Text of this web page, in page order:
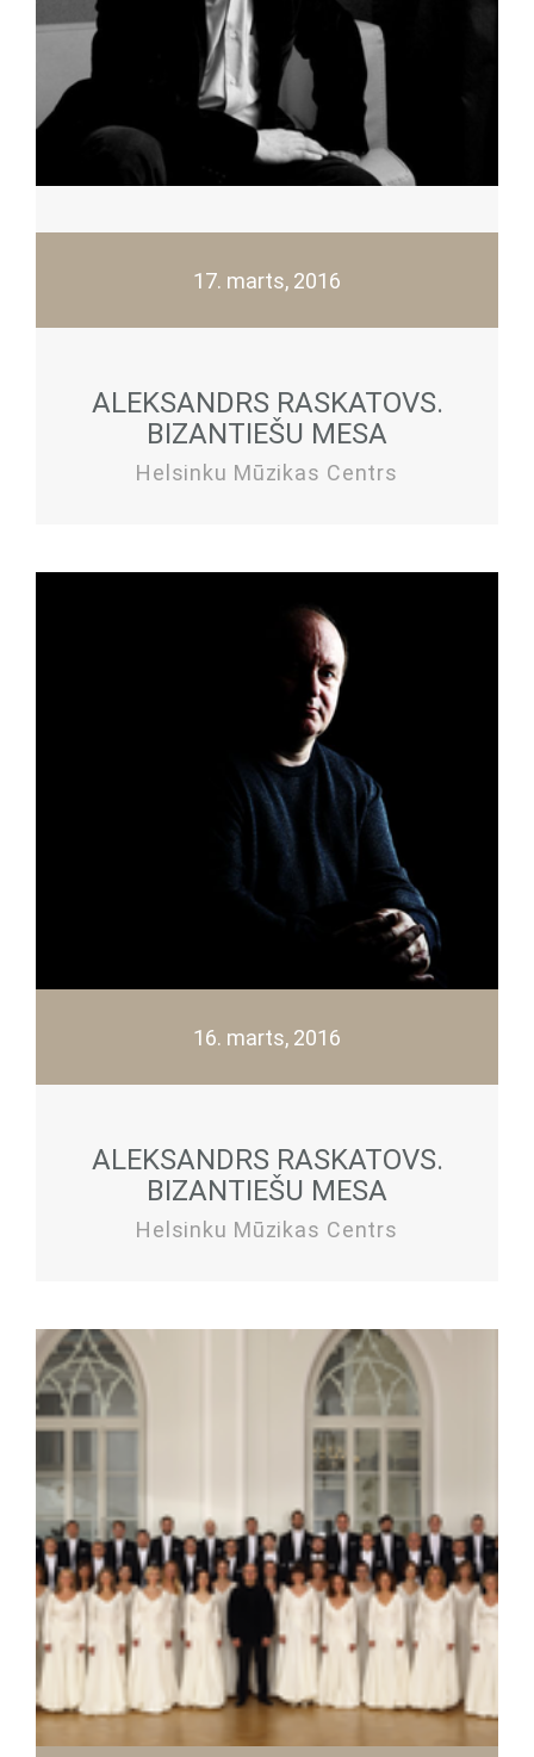
17. marts, 2016
ALEKSANDRS RASKATOVS.
BIZANTIEŠU MESA
Helsinku Mūzikas Centrs
16. marts, 2016
ALEKSANDRS RASKATOVS.
BIZANTIEŠU MESA
Helsinku Mūzikas Centrs